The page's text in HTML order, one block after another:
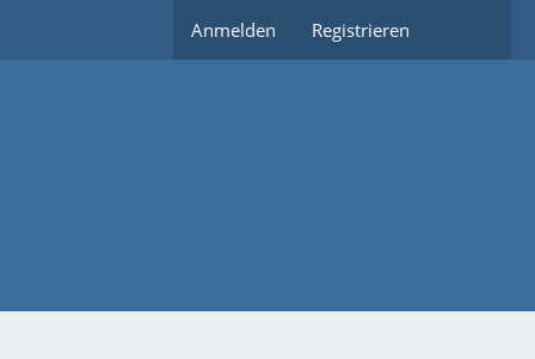
Anmelden Registrieren